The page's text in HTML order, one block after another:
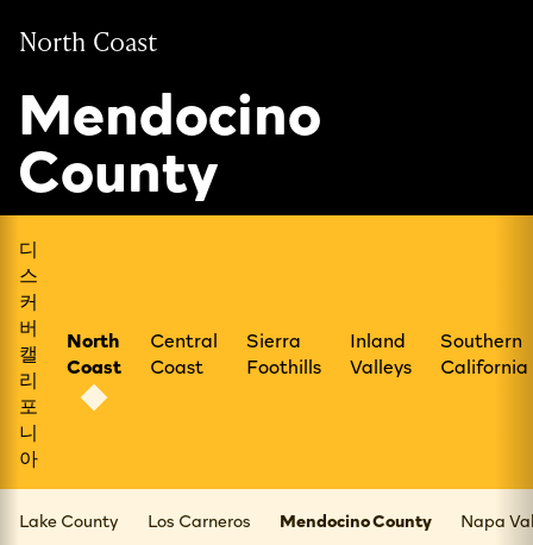
North Coast
Mendocino
County
디
스
커
버
캘
리
포
니
아
North
Coast
Central
Coast
Sierra
Foothills
Inland
Valleys
Southern
California
Lake County Los Carneros Mendocino County Napa